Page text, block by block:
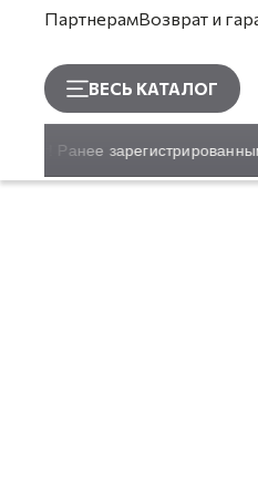
ПартнерамВозврат и
ВЕСЬ КАТАЛОГ
Ранее